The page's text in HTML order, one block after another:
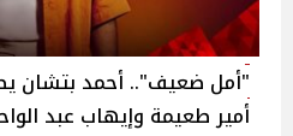
"أمل ضعيف".. أحمد بتشان
أمير طعيمة وإيهاب عبد